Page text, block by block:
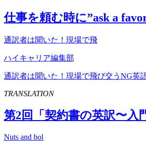
仕事を頼む時に”ask a
通訳者は聞いた！現場で飛
ハイキャリア編集部
通訳者は聞いた！現場で飛び交うNG英
TRANSLATION
第2回「契約書の英訳〜入
Nuts and bol